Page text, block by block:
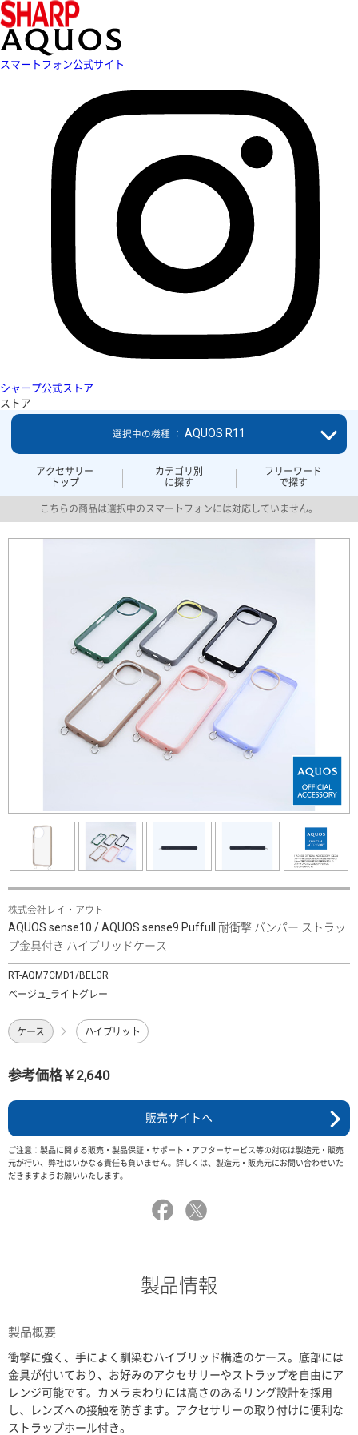
スマートフォン公式サイト
シャープ公式ストア
ストア
アクセサリー
トップ
カテゴリ別
に探す
フリーワード
で探す
選択中の機種 ： AQUOS R11
こちらの商品は選択中のスマートフォンには対応していません。
株式会社レイ・アウト
AQUOS sense10 / AQUOS sense9 Puffull 耐衝撃 バンパー ストラッ
プ金具付き ハイブリッドケース
RT-AQM7CMD1/BELGR
ベージュ_ライトグレー
ケース ハイブリット
参考価格￥2,640
販売サイトへ
ご注意：製品に関する販売・製品保証・サポート・アフターサービス等の対応は製造元・販売
元が行い、弊社はいかなる責任も負いません。詳しくは、製造元・販売元にお問い合わせいた
だきますようお願いいたします。
製品情報
製品概要
衝撃に強く、手によく馴染むハイブリッド構造のケース。底部には
金具が付いており、お好みのアクセサリーやストラップを自由にア
レンジ可能です。カメラまわりには高さのあるリング設計を採用
し、レンズへの接触を防ぎます。アクセサリーの取り付けに便利な
ストラップホール付き。